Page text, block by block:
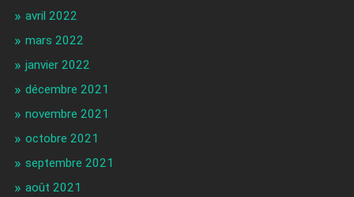
avril 2022
mars 2022
janvier 2022
décembre 2021
novembre 2021
octobre 2021
septembre 2021
août 2021